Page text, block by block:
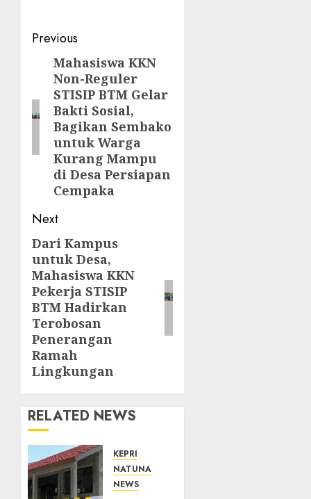
Post
navigation
Previous
Previous
post:
Mahasiswa KKN
Non-Reguler
STISIP BTM Gelar
Bakti Sosial,
Bagikan Sembako
untuk Warga
Kurang Mampu
di Desa Persiapan
Cempaka
Next
Next
post:
Dari Kampus
untuk Desa,
Mahasiswa KKN
Pekerja STISIP
BTM Hadirkan
Terobosan
Penerangan
Ramah
Lingkungan
RELATED NEWS
KEPRI
NATUNA
NEWS